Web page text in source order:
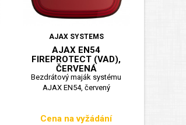
AJAX SYSTEMS
AJAX EN54
FIREPROTECT (VAD),
ČERVENÁ
Bezdrátový maják systému
AJAX EN54, červený
Cena
Cena na vyžádání